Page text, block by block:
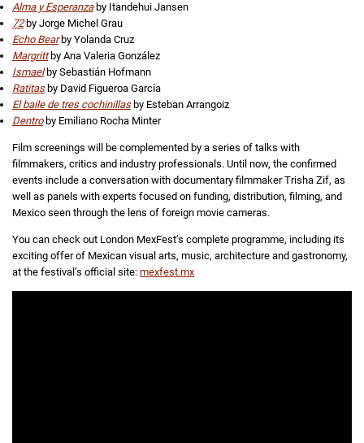
Alma y Esperanzaby Itandehui Jansen
72by Jorge Michel Grau
Echo Bearby Yolanda Cruz
Margritt by Ana Valeria González
Ismael by Sebastián Hofmann
Ratitas by David Figueroa García
El baile de tres cochinillas by Esteban Arrangoiz
Dentro by Emiliano Rocha Minter
Film screenings will be complemented by a series of talks with
filmmakers, critics and industry professionals. Until now, the confirmed
events include a conversation with documentary filmmaker Trisha Zif, as
well as panels with experts focused on funding, distribution, filming, and
Mexico seen through the lens of foreign movie cameras.
You can check out London MexFest’s complete programme, including its
exciting offer of Mexican visual arts, music, architecture and gastronomy,
at the festival’s official site: mexfest.mx